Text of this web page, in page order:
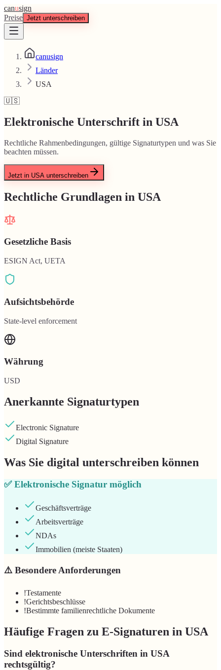
canusign
Preise Jetzt unterschreiben
canusign
Länder
USA
🇺🇸
Elektronische Unterschrift in USA
Rechtliche Rahmenbedingungen, gültige Signaturtypen und was Sie
beachten müssen.
Jetzt in USA unterschreiben
Rechtliche Grundlagen in USA
Gesetzliche Basis
ESIGN Act, UETA
Aufsichtsbehörde
State-level enforcement
Währung
USD
Anerkannte Signaturtypen
Electronic Signature
Digital Signature
Was Sie digital unterschreiben können
✅Elektronische Signatur möglich
Geschäftsverträge
Arbeitsverträge
NDAs
Immobilien (meiste Staaten)
⚠️ Besondere Anforderungen
!Testamente
!Gerichtsbeschlüsse
!Bestimmte familienrechtliche Dokumente
Häufige Fragen zu E-Signaturen in USA
Sind elektronische Unterschriften in USA
rechtsgültig?